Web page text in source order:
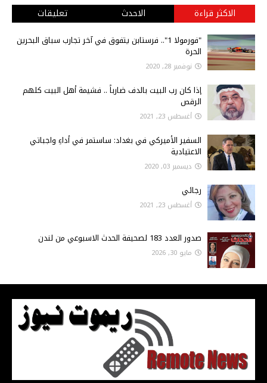
الاكثر قراءة الاحدث تعليقات
"فورمولا 1".. فرستابن يتفوق في آخر تجارب سباق البحرين
الحرة
نوفمبر 28, 2020
إذا كان رب البيت بالدف ضارباً .. فشيمة أهل البيت كلهم
الرقص
أغسطس 23, 2021
السفير الأميركي في بغداد: ساستمر في أداءِ واجباتي
الاعتيادية
ديسمبر 03, 2020
رجائي
أغسطس 23, 2021
صدور العدد 183 لصحيفة الحدث الاسبوعي من لندن
مايو 30, 2026